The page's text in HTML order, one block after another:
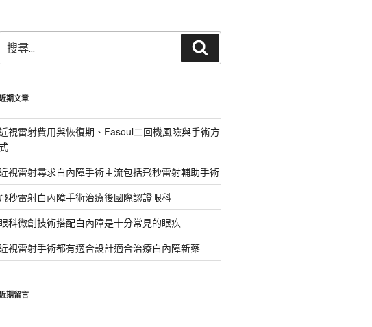
尋
關
:
尋
期文章
視雷射費用與恢復期、Fasoul二回機風險與手術方
視雷射尋求白內障手術主流包括飛秒雷射輔助手術
秒雷射白內障手術治療後國際認證眼科
眼科微創技術搭配白內障是十分常見的眼疾
視雷射手術都有適合設計適合治療白內障新藥
期留言